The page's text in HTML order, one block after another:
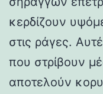
κερδίζουν
στις ράγες.
που στρίβουν
αποτελούν